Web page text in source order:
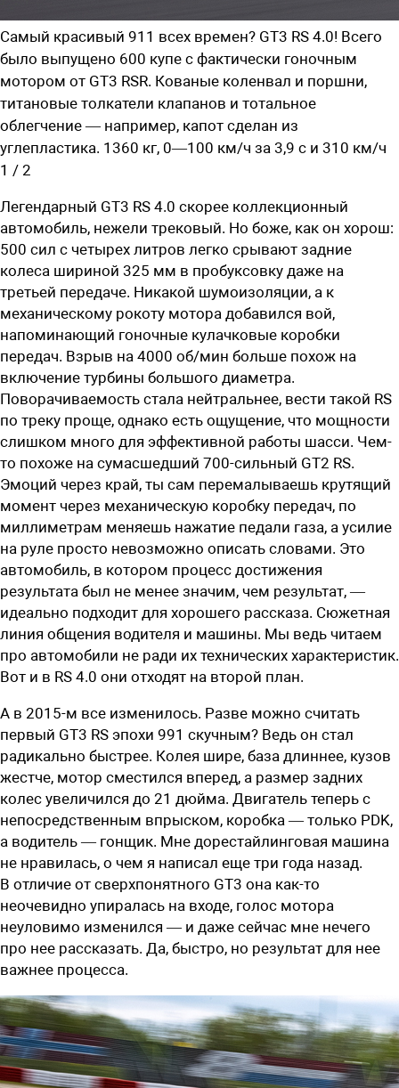
Самый красивый 911 всех времен? GT3 RS 4.0! Всего
было выпущено 600 купе с фактически гоночным
мотором от GT3 RSR. Кованые коленвал и поршни,
титановые толкатели клапанов и тотальное
облегчение — например, капот сделан из
углепластика. 1360 кг, 0—100 км/ч за 3,9 с и 310 км/ч
1 / 2
Легендарный GT3 RS 4.0 скорее коллекционный
автомобиль, нежели трековый. Но боже, как он хорош:
500 сил с четырех литров легко срывают ­задние
колеса шириной 325 мм в пробуксовку даже на
третьей передаче. Никакой шумоизоляции, а к
механическому рокоту мотора добавился вой,
напоминающий гоночные кулачковые коробки
передач. Взрыв на 4000 ­об/­мин больше похож на
включение турбины большого диа­метра.
Поворачиваемость стала нейтральнее, вести такой RS
по треку проще, однако есть ощущение, что мощности
слишком много для эффективной работы шасси. Чем-
то похоже на сумасшедший 700-сильный GT2 RS.
Эмоций через край, ты сам перемалываешь крутящий
момент через механическую коробку передач, по
миллиметрам меняешь нажатие педали газа, а усилие
на руле просто невозможно описать словами. Это
автомобиль, в котором процесс достижения
результата был не менее значим, чем результат, —
идеально подходит для хорошего рассказа. Сюжетная
линия общения водителя и машины. Мы ведь читаем
про автомобили не ради их технических характеристик.
Вот и в RS 4.0 они отходят на второй план.
А в 2015-м все изменилось. Разве можно считать
первый GT3 RS эпохи 991 скучным? Ведь он стал
радикально быстрее. Колея шире, база длиннее, кузов
жестче, мотор сместился вперед, а размер задних
колес увеличился до 21 дюйма. Двигатель теперь с
непосредственным впрыском, коробка — только PDK,
а водитель — гонщик. Мне дорестайлинговая машина
не нравилась, о чем я написал еще три года назад.
В отличие от сверхпонятного GT3 она как-то
неочевидно упиралась на входе, голос мотора
неуловимо изменился — и даже сейчас мне нечего
про нее рассказать. Да, быстро, но результат для нее
важнее процесса.